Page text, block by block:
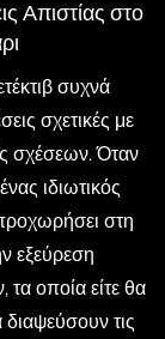
Απιστίας στο
συχνά
σχετικές με
σχέσεων. Όταν
ιδιωτικός
στη
εξεύρεση
τα οποία είτε θα
τις